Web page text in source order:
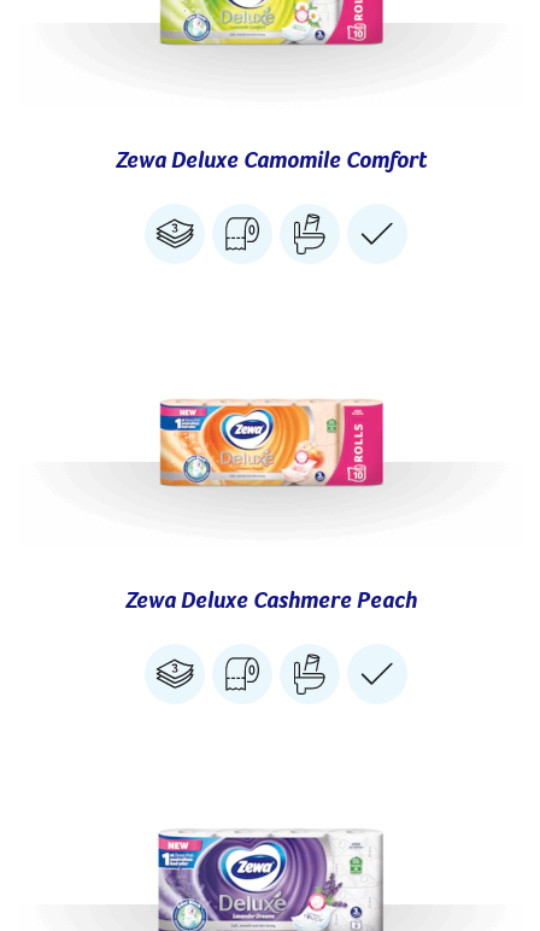
Zewa Deluxe Camomile Comfort
Zewa Deluxe Cashmere Peach